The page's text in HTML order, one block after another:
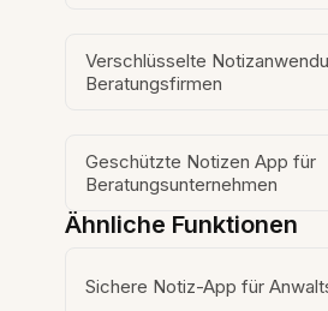
Verschlüsselte
Beratungsfirmen
Geschützte Notizen App für
Beratungsunternehmen
Ähnliche Funktionen
Sichere Notiz-App für